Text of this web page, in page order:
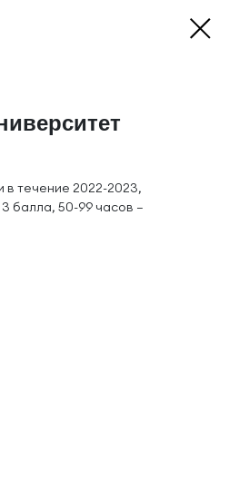
в течение 2022-2023,
балла, 50-99 часов –